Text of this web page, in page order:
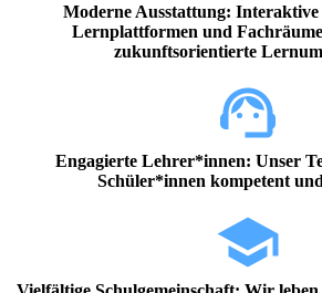
Moderne Ausstattung: Interaktive
Lernplattformen und
zukunftsorientierte
Engagierte Lehrer*innen: Unser
Schüler*innen kompetent